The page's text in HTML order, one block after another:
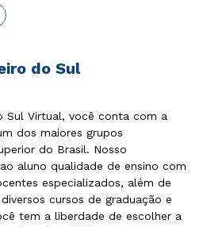
do Sul
Sul Virtual, você conta com a
dos maiores grupos
do Brasil. Nosso
aluno qualidade de ensino com
especializados, além de
cursos de graduação e
tem a liberdade de escolher a